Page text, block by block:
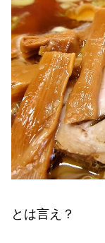
とは言え？